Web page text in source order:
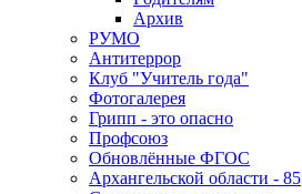
Архив
РУМО
Антитеррор
Клуб "Учитель года"
Фотогалерея
Грипп - это опасно
Профсоюз
Обновлённые ФГОС
Архангельской области - 85